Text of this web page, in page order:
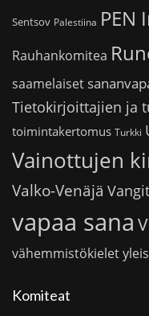
Sentsov Palestiina PEN
Rauhankomitea
saamelaiset
Tietokirjoittajien ja
toimintakertomus Turkki
Vainottujen
Valko-Venäjä
vapaa sana
vähemmistökielet
Komiteat